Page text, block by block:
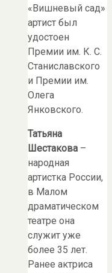
«Вишневый сад»
артист был
удостоен
Премии им. К. С.
Станиславского
и Премии им.
Олега
Янковского.
Татьяна
Шестакова –
народная
артистка России,
в Малом
драматическом
театре она
служит уже
более 35 лет.
Ранее актриса